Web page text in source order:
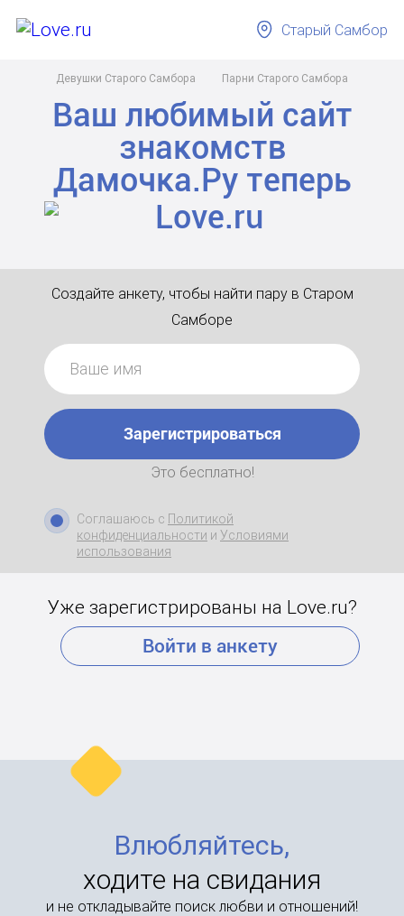
Девушки Старого Самбора Парни Старого Самбора
Старый Самбор
Ваш любимый сайт
знакомств
Дамочка.Рутеперь
Создайте анкету, чтобы найти пару в Старом
Самборе
Зарегистрироваться
Это бесплатно!
Соглашаюсь с Политикой
конфиденциальности и Условиями
использования
Уже зарегистрированы на Love.ru?
Войти в анкету
Влюбляйтесь,
ходите на свидания
и не откладывайте поиск любви и отношений!